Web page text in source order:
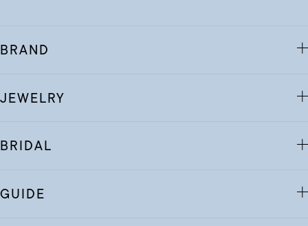
BRAND
JEWELRY
BRIDAL
GUIDE